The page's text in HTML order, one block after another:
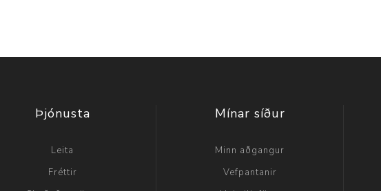
Þjónusta
Leita
Fréttir
Mínar síður
Minn aðgangur
Vefpantanir